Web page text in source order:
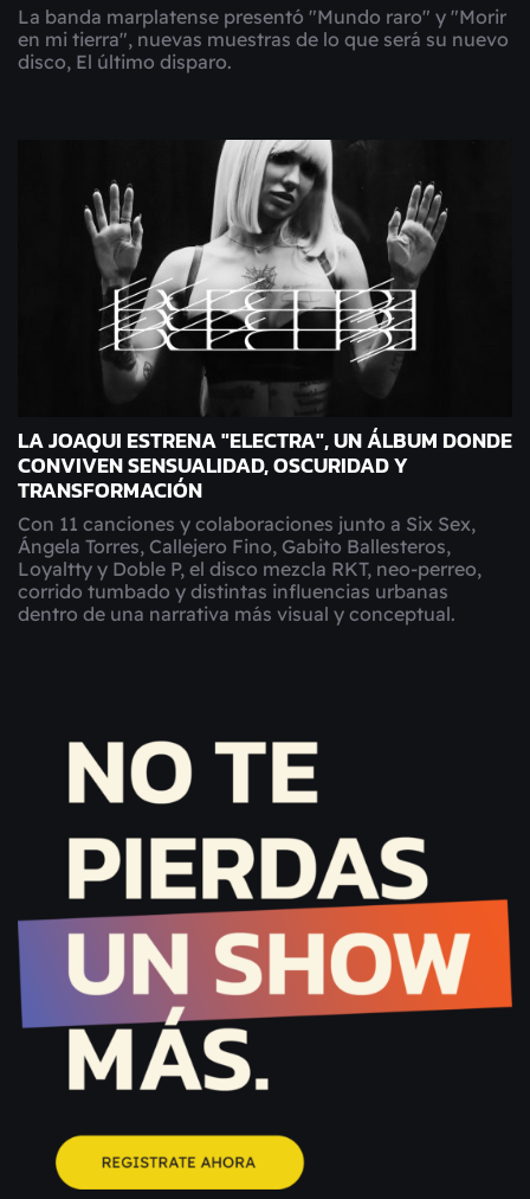
La banda marplatense presentó "Mundo raro" y "Morir
en mi tierra", nuevas muestras de lo que será su nuevo
disco, El último disparo.
LA JOAQUI ESTRENA "ELECTRA", UN ÁLBUM DONDE
CONVIVEN SENSUALIDAD, OSCURIDAD Y
TRANSFORMACIÓN
Con 11 canciones y colaboraciones junto a Six Sex,
Ángela Torres, Callejero Fino, Gabito Ballesteros,
Loyaltty y Doble P, el disco mezcla RKT, neo-perreo,
corrido tumbado y distintas influencias urbanas
dentro de una narrativa más visual y conceptual.